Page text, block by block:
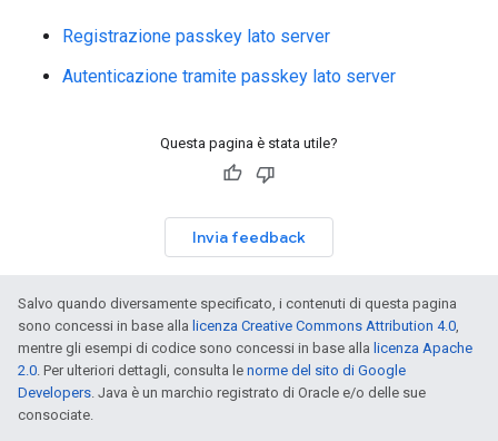
Registrazione passkey lato server
Autenticazione tramite passkey lato server
Questa pagina è stata utile?
Invia feedback
Salvo quando diversamente specificato, i contenuti di questa pagina
sono concessi in base alla licenza Creative Commons Attribution 4.0,
mentre gli esempi di codice sono concessi in base alla licenza Apache
2.0. Per ulteriori dettagli, consulta le norme del sito di Google
Developers. Java è un marchio registrato di Oracle e/o delle sue
consociate.